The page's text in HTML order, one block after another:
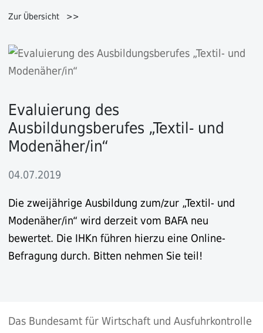
Zur Übersicht >>
Evaluierung des
Ausbildungsberufes „Textil- und
Modenäher/in“
04.07.2019
Die zweijährige Ausbildung zum/zur „Textil- und
Modenäher/in“ wird derzeit vom BAFA neu
bewertet. Die IHKn führen hierzu eine Online-
Befragung durch. Bitten nehmen Sie teil!
Das Bundesamt für Wirtschaft und Ausfuhrkontrolle